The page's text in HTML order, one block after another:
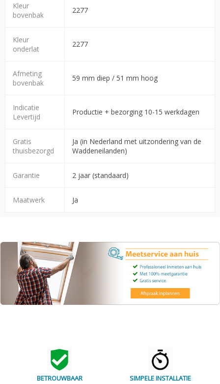
Kleur
bovenbak
2277
Kleur
onderlat
2277
Afmeting
bovenbak
59 mm diep / 51 mm hoog
Indicatie
Levertijd
Productie + bezorging 10-15 werkdagen
Gratis
thuisbezorgd
Ja (in Nederland met uitzondering van de
Waddeneilanden)
Garantie 2 jaar (standaard)
Maatwerk Ja
BETROUWBAAR
SIMPELE INSTALLATIE